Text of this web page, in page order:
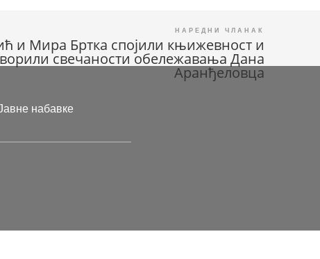
и Мира Бртка спојили књижевност и
свечаности обележавања Дана
Аранђеловца
набавке